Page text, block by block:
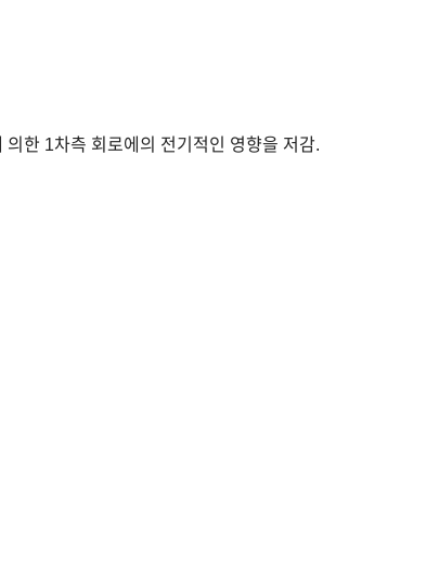
한 1차측 회로에의 전기적인 영향을 저감.